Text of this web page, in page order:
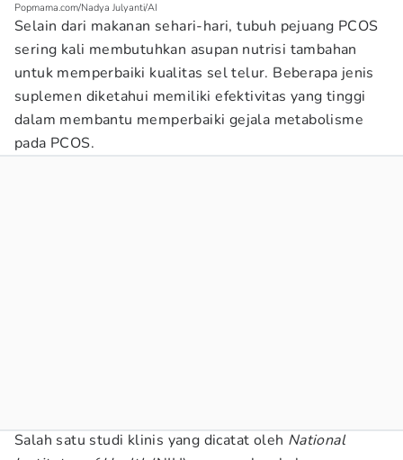
Popmama.com/Nadya Julyanti/AI
Selain dari makanan sehari-hari, tubuh pejuang PCOS
sering kali membutuhkan asupan nutrisi tambahan
untuk memperbaiki kualitas sel telur. Beberapa jenis
suplemen diketahui memiliki efektivitas yang tinggi
dalam membantu memperbaiki gejala metabolisme
pada PCOS.
Salah satu studi klinis yang dicatat oleh National